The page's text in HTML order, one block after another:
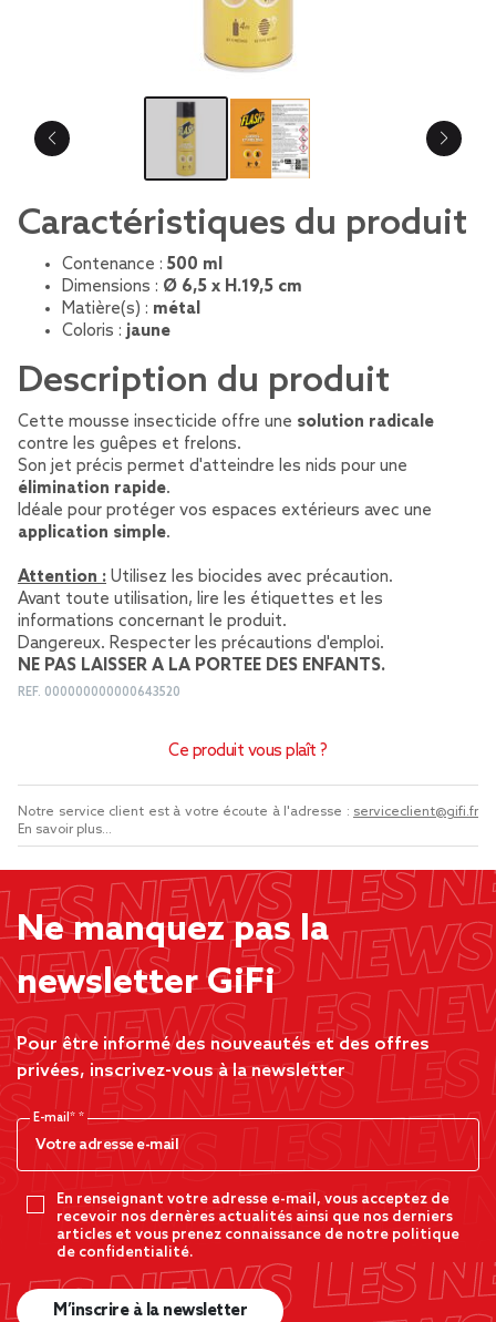
Caractéristiques du produit
Contenance : 500 ml
Dimensions : Ø 6,5 x H.19,5 cm
Matière(s) : métal
Coloris : jaune
Description du produit
Cette mousse insecticide offre une solution radicale
contre les guêpes et frelons.
Son jet précis permet d'atteindre les nids pour une
élimination rapide.
Idéale pour protéger vos espaces extérieurs avec une
application simple.
Attention : Utilisez les biocides avec précaution.
Avant toute utilisation, lire les étiquettes et les
informations concernant le produit.
Dangereux. Respecter les précautions d'emploi.
NE PAS LAISSER A LA PORTEE DES ENFANTS.
REF. 000000000000643520
Ce produit vous plaît ?
Notre service client est à votre écoute à l'adresse : serviceclient@gifi.fr
En savoir plus...
Ne manquez pas la
newsletter GiFi
Pour être informé des nouveautés et des offres
privées, inscrivez-vous à la newsletter
E-mail*
En renseignant votre adresse e-mail, vous acceptez de
recevoir nos dernères actualités ainsi que nos derniers
articles et vous prenez connaissance de notre politique
de confidentialité.
M’inscrire à la newsletter